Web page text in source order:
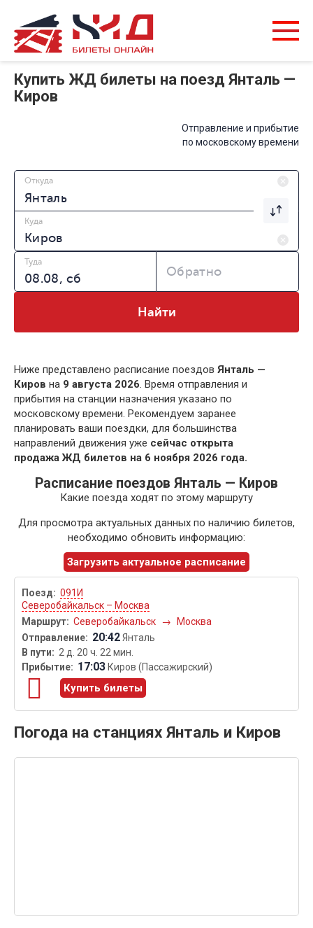
Купить ЖД билеты на поезд Янталь —
Киров
Отправление и прибытие
по московскому времени
Откуда
Куда
Туда
Обратно
Найти
Ниже представлено расписание поездов Янталь —
Киров на 9 августа 2026. Время отправления и
прибытия на станции назначения указано по
московскому времени. Рекомендуем заранее
планировать ваши поездки, для большинства
направлений движения уже сейчас открыта
продажа ЖД билетов на 6 ноября 2026 года.
Расписание поездов Янталь — Киров
Какие поезда ходят по этому маршруту
Для просмотра актуальных данных по наличию билетов,
необходимо обновить информацию:
Загрузить актуальное расписание
091И
Северобайкальск – Москва
Северобайкальск
→ Москва
20:42Янталь
2 д. 20 ч. 22 мин.
17:03 Киров (Пассажирский)
Купить билеты
Погода на станциях Янталь и Киров